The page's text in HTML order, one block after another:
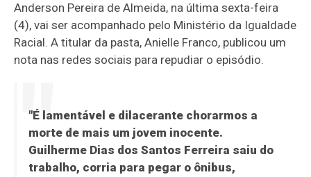
Anderson Pereira de Almeida, na última sexta-feira
(4), vai ser acompanhado pelo Ministério da Igualdade
Racial. A titular da pasta, Anielle Franco, publicou um
nota nas redes sociais para repudiar o episódio.
"É lamentável e dilacerante chorarmos a
morte de mais um jovem inocente.
Guilherme Dias dos Santos Ferreira saiu do
trabalho, corria para pegar o ônibus,